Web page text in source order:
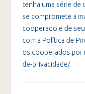
tenha uma série de
se compromete a
cooperado e de
com a Política de
os cooperados por
de-privacidade/.